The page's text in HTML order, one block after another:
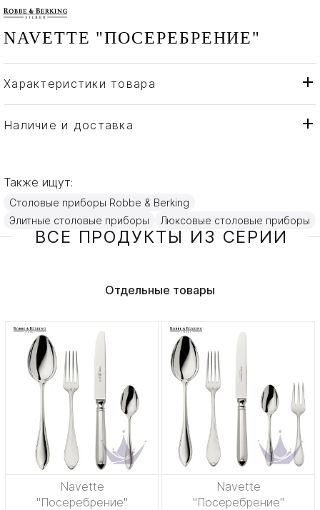
NAVETTE "ПОСЕРЕБРЕНИЕ"
Характеристики товара
Бренд
Robbe & Berking
Страна производителя
Наличие и доставка
Также ищут:
Столовые приборы Robbe & Berking
Элитные столовые приборы
Люксовые столовые приборы
ВСЕ ПРОДУКТЫ ИЗ СЕРИИ
Отдельные товары
Navette
"Посеребрение"
Navette
"Посеребрение"